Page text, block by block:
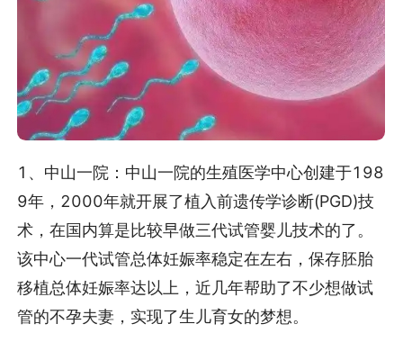
1、中山一院：中山一院的生殖医学中心创建于198
9年，2000年就开展了植入前遗传学诊断(PGD)技
术，在国内算是比较早做三代试管婴儿技术的了。
该中心一代试管总体妊娠率稳定在左右，保存胚胎
移植总体妊娠率达以上，近几年帮助了不少想做试
管的不孕夫妻，实现了生儿育女的梦想。